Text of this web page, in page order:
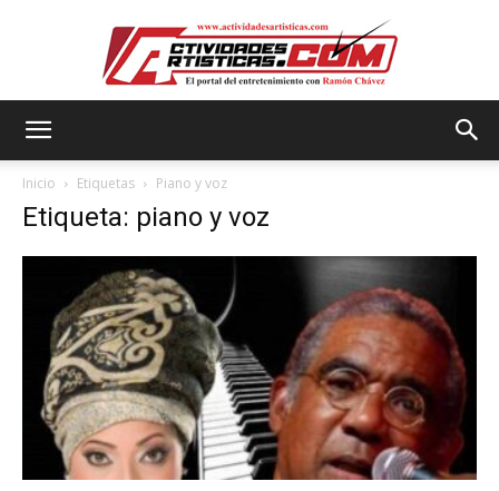
Inicio Etiquetas Piano y voz
Etiqueta: piano y voz